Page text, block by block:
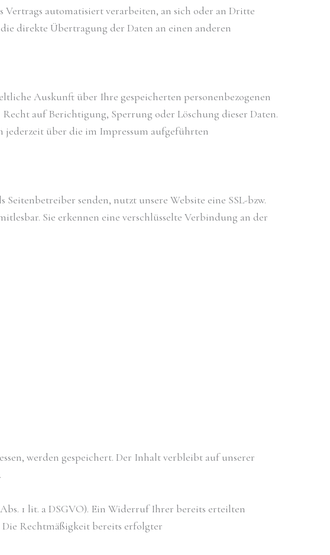
automatisiert verarbeiten, an sich oder an Dritte
direkte Übertragung der Daten an einen anderen
Auskunft über Ihre gespeicherten personenbezogenen
auf Berichtigung, Sperrung oder Löschung dieser Daten.
jederzeit über die im Impressum aufgeführten
senden, nutzt unsere Website eine SSL-bzw.
Sie erkennen eine verschlüsselte Verbindung an der
werden gespeichert. Der Inhalt verbleibt auf unserer
1 lit. a DSGVO). Ein Widerruf Ihrer bereits erteilten
Rechtmäßigkeit bereits erfolgter